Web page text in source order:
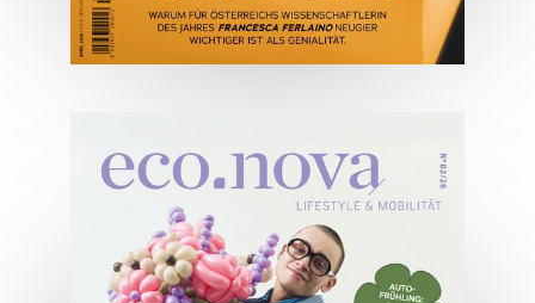
04/2026
Wirtschaftsausgabe April 2026